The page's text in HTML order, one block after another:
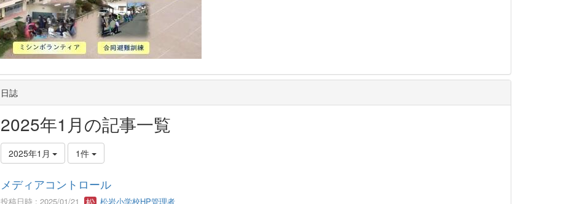
日誌
2025年1月の記事一覧
2025年1月 1件
メディアコントロール
投稿日時 : 2025/01/21 松岩小学校HP管理者